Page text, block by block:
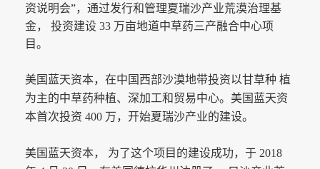
资说明会”，通过发行和管理夏瑞沙产业荒漠治理基
金， 投资建设 33 万亩地道中草药三产融合中心项
目。
美国蓝天资本，在中国西部沙漠地带投资以甘草种 植
为主的中草药种植、深加工和贸易中心。美国蓝天资
本首次投资 400 万，开始夏瑞沙产业的建设。
美国蓝天资本， 为了这个项目的建设成功，于 2018